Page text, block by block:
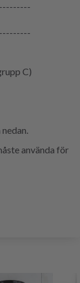
C)
använda för